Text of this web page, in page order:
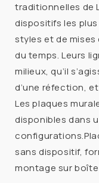
3G
VIERGE
BLANC
3G
traditionnelles de
dispositifs les
styles et de mises
du temps. Leurs
milieux, qu’il
d’une réfection,
Les plaques
disponibles dans
sans dispositif,
montage sur boîte